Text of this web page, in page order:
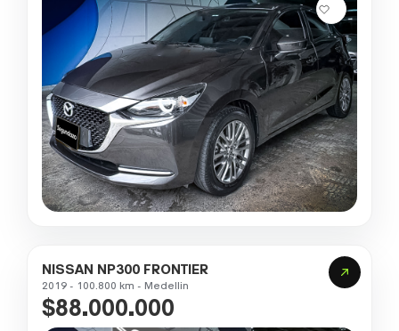
NISSAN NP300 FRONTIER
2019 - 100.800 km - Medellin
$88.000.000